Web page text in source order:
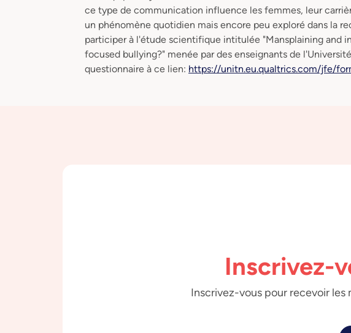
ce type de communication influence les femmes, leur
un phénomène quotidien mais encore peu exploré dans la
participer à l'étude scientifique intitulée "Mansplaining and
focused bullying?" menée par des enseignants de
questionnaire à ce lien: https://unitn.eu.qualtrics.com/jfe/
Inscrivez-
Inscrivez-vous pour recevoir